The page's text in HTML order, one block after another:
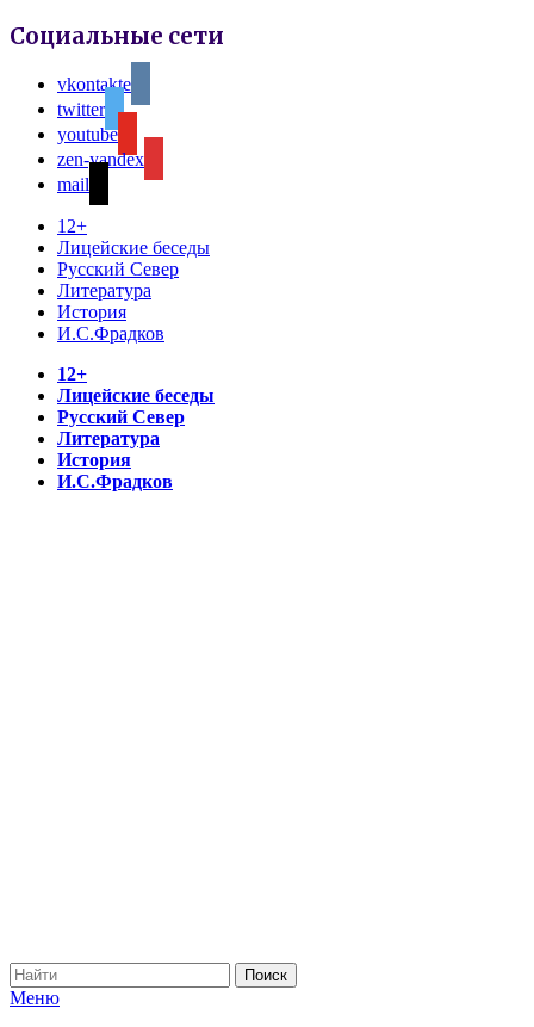
Социальные сети
vkontakte
twitter
youtube
zen-yandex
mail
12+
Лицейские беседы
Русский Север
Литература
История
И.С.Фрадков
12+
Лицейские беседы
Русский Север
Литература
История
И.С.Фрадков
Меню